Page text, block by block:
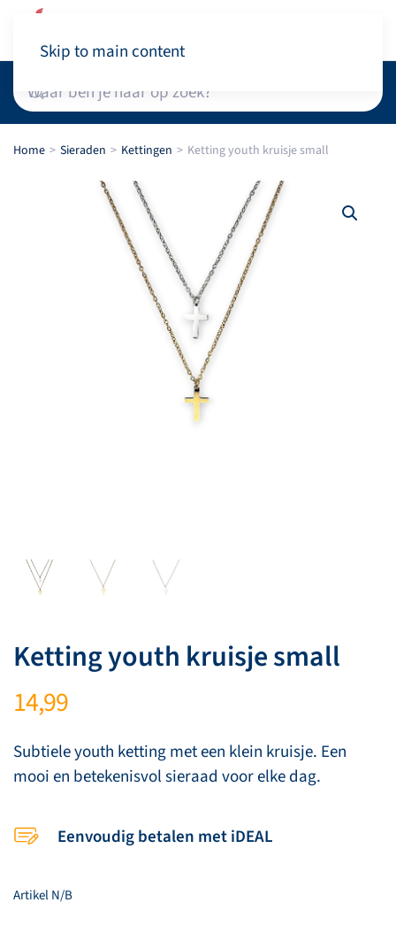
Skip to main content
Home Sieraden Kettingen Ketting youth kruisje small
Ketting youth kruisje small
14,99
Subtiele youth ketting met een klein kruisje. Een
mooi en betekenisvol sieraad voor elke dag.
Eenvoudig betalen met iDEAL
ArtikelN/B